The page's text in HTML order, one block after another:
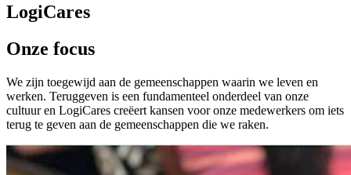
LogiCares
Onze focus
We zijn toegewijd aan de gemeenschappen waarin we leven en
werken. Teruggeven is een fundamenteel onderdeel van onze
cultuur en LogiCares creëert kansen voor onze medewerkers om iets
terug te geven aan de gemeenschappen die we raken.